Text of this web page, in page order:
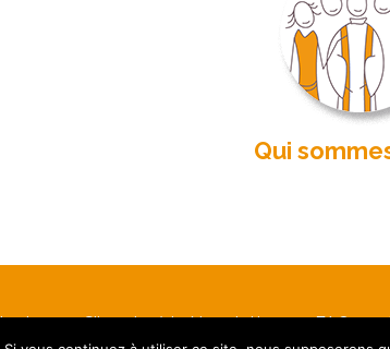
Qui
S’inscrire à la Newsletter FAQ